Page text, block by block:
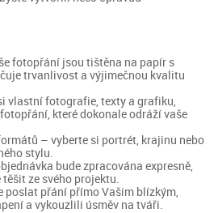
fotopřání jsou tištěna na papír s
trvanlivost a výjimečnou kvalitu
vlastní fotografie, texty a grafiku,
které dokonale odráží vaše
– vyberte si portrét, krajinu nebo
stylu.
bude zpracována expresně,
ze svého projektu.
poslat přání přímo Vašim blízkým,
a vykouzlili úsměv na tváři.